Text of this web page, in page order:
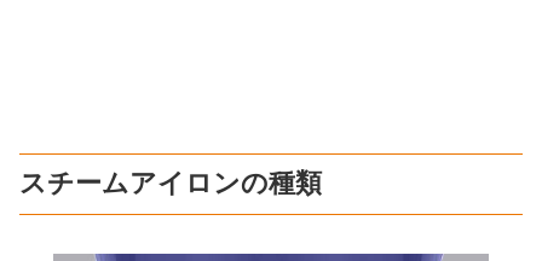
スチームアイロンの種類